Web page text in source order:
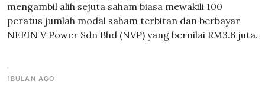
mengambil alih sejuta saham biasa mewakili 100
peratus jumlah modal saham terbitan dan berbayar
NEFIN V Power Sdn Bhd (NVP) yang bernilai RM3.6 juta.
1BULAN AGO